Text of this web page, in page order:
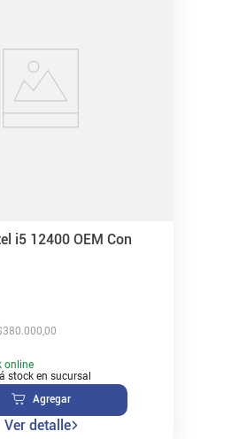
i5 12400 OEM Con
380.000,00
online
stock en sucursal
Agregar
Ver detalle